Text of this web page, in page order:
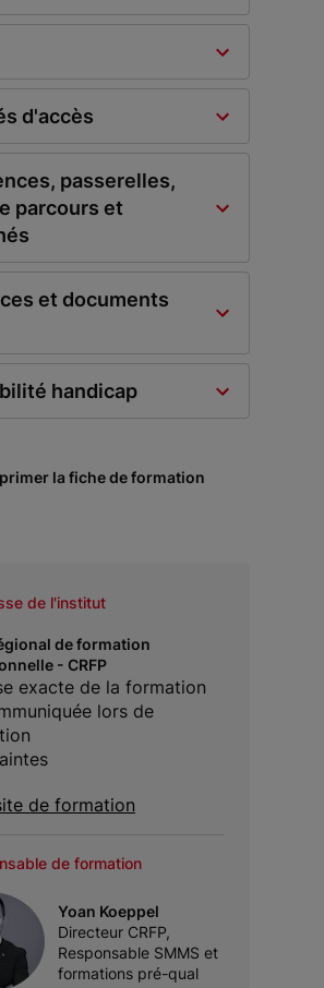
d'accès
passerelles,
parcours et
et documents
handicap
la fiche de formation
de l'institut
de formation
- CRFP
exacte de la formation
lors de
de formation
de formation
Yoan Koeppel
Directeur CRFP,
Responsable SMMS et
formations pré-qual